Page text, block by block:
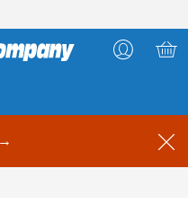
→
POLE MOUNT